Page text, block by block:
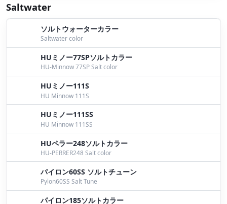
スタッガーワイドツインテールキャロ
ワイドでキビレby Kujime
大佐的使い分けby Yokoyama
６月１３日桧原湖ガイドby Bomber
26回フンドシカップ
＃１１１ ＝ トリプルワン
印旛新川おかっぱりby Muromachi
ワイドは凄いby Kujime
遠賀川ワイド2インチ、ツインテール2.2インチ炸裂中
by Ohta
Saltwater
ソルトウォーターカラー
Saltwater color
HUミノー77SPソルトカラー
HU-Minnow 77SP Salt color
HUミノー111S
HU Minnow 111S
HUミノー111SS
HU Minnow 111SS
HUペラー248ソルトカラー
HU-PERRER248 Salt color
パイロン60SS ソルトチューン
Pylon60SS Salt Tune
パイロン185ソルトカラー